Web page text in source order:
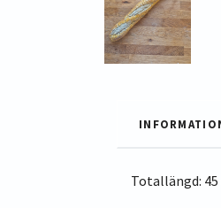
Totallängd: 45